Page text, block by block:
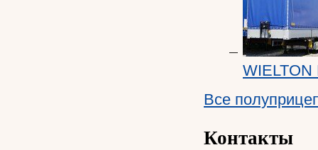
WIELTON
Все
Контакты